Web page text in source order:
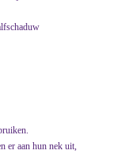
er aan hun nek uit,